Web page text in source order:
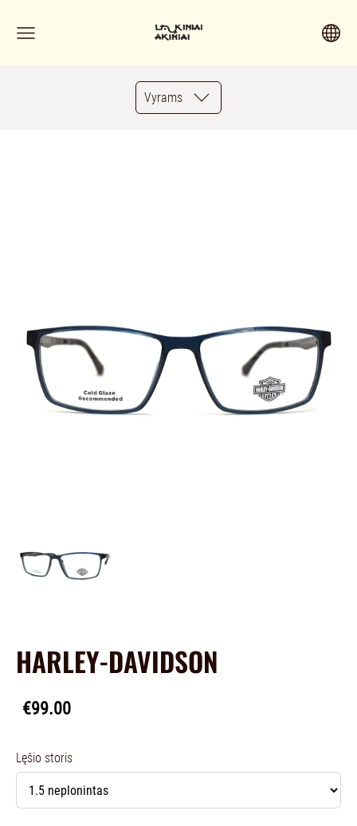
Vyrams
HARLEY-DAVIDSON
€99.00
Lęšio storis